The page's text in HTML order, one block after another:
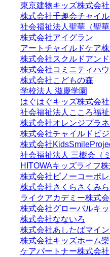
東京建物キッズ株式会社
株式会社千趣会チャイ
社会福祉法人聖華（聖華
株式会社アイグラン
アートチャイルドケア
株式会社スクルドアン
株式会社コミニティハウ
株式会社こどもの森
学校法人 滋慶学園
はぐはぐキッズ株式会社
社会福祉法人こころ福
株式会社オレンジプラネ
株式会社チャイルドビ
株式会社
社会福祉法人 三樹会（
HITOWAキッズライフ
株式会社ピノーコーポ
株式会社さくらさくみ
ライクアカデミー株式
株式会社グローバルキ
株式会社なないろ
株式会社あしたばマイン
株式会社キッズホーム欒
ケアパートナー株式会社